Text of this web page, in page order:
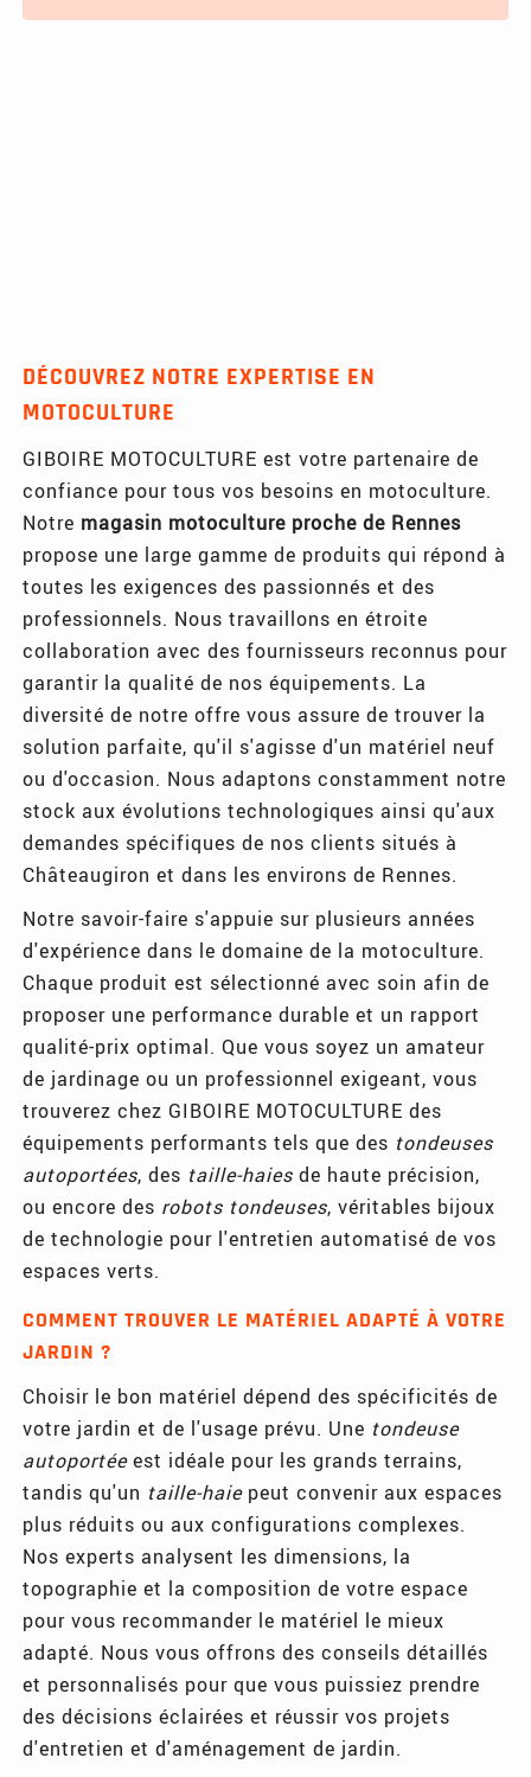
DÉCOUVREZ NOTRE EXPERTISE EN
MOTOCULTURE
GIBOIRE MOTOCULTURE est votre partenaire de
confiance pour tous vos besoins en motoculture.
Notre magasin motoculture proche de Rennes
propose une large gamme de produits qui répond à
toutes les exigences des passionnés et des
professionnels. Nous travaillons en étroite
collaboration avec des fournisseurs reconnus pour
garantir la qualité de nos équipements. La
diversité de notre offre vous assure de trouver la
solution parfaite, qu'il s'agisse d'un matériel neuf
ou d'occasion. Nous adaptons constamment notre
stock aux évolutions technologiques ainsi qu'aux
demandes spécifiques de nos clients situés à
Châteaugiron et dans les environs de Rennes.
Notre savoir-faire s'appuie sur plusieurs années
d'expérience dans le domaine de la motoculture.
Chaque produit est sélectionné avec soin afin de
proposer une performance durable et un rapport
qualité-prix optimal. Que vous soyez un amateur
de jardinage ou un professionnel exigeant, vous
trouverez chez GIBOIRE MOTOCULTURE des
équipements performants tels que des tondeuses
autoportées, des taille-haies de haute précision,
ou encore des robots tondeuses, véritables bijoux
de technologie pour l'entretien automatisé de vos
espaces verts.
COMMENT TROUVER LE MATÉRIEL ADAPTÉ À VOTRE
JARDIN ?
Choisir le bon matériel dépend des spécificités de
votre jardin et de l'usage prévu. Une tondeuse
autoportéeest idéale pour les grands terrains,
tandis qu'un taille-haiepeut convenir aux espaces
plus réduits ou aux configurations complexes.
Nos experts analysent les dimensions, la
topographie et la composition de votre espace
pour vous recommander le matériel le mieux
adapté. Nous vous offrons des conseils détaillés
et personnalisés pour que vous puissiez prendre
des décisions éclairées et réussir vos projets
d'entretien et d'aménagement de jardin.